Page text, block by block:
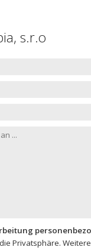
s.r.o
Privatsphäre.